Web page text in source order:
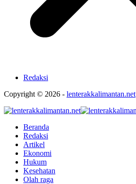
Redaksi
Copyright © 2026 - lenterakkalimantan.net
Beranda
Redaksi
Artikel
Ekonomi
Hukum
Kesehatan
Olah raga